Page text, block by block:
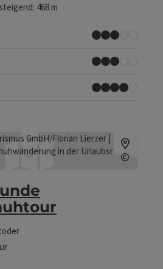
468 m
©
: Großgrubrunde Schneeschuhtour